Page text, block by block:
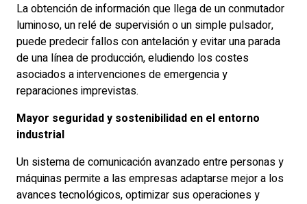
La obtención de información que llega de un conmutador
luminoso, un relé de supervisión o un simple pulsador,
puede predecir fallos con antelación y evitar una parada
de una línea de producción, eludiendo los costes
asociados a intervenciones de emergencia y
reparaciones imprevistas.
Mayor seguridad y sostenibilidad en el entorno
industrial
Un sistema de comunicación avanzado entre personas y
máquinas permite a las empresas adaptarse mejor a los
avances tecnológicos, optimizar sus operaciones y